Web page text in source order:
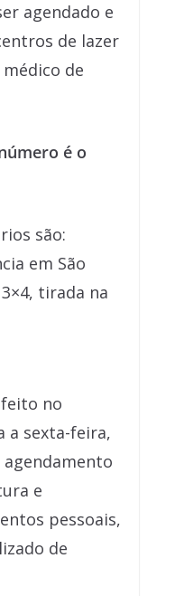
agendado e
de lazer
de
é o
são:
em São
tirada na
feito no
a sexta-feira,
agendamento
e
pessoais,
de